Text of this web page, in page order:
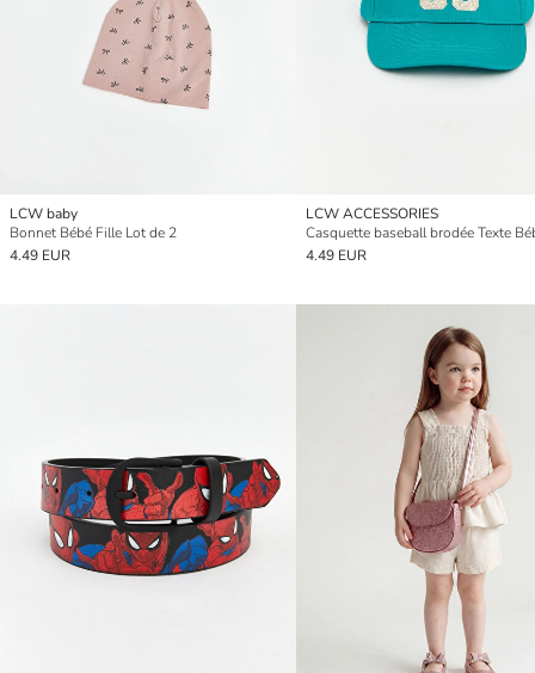
LCW baby
Bonnet Bébé Fille Lot de 2
4.49 EUR
LCW ACCESSORIES
4.49 EUR